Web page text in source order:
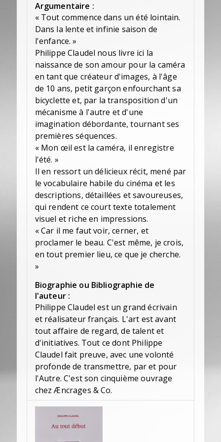
Argumentaire :
« Tout commence dans un été lointain.
Dans la lente et infinie saison de
l'enfance. »
Philippe Claudel nous livre ici la
naissance de son amour pour la caméra
en tant que créateur d'images, à l'âge
de 10 ans, petit garçon enfourchant sa
bicyclette et, par la transposition d'un
mécanisme à l'autre et d'une
imagination débordante, tournant ses
premières séquences.
« Mon œil est la caméra, il enregistre
l'été. »
Il en ressort un délicieux récit, mené par
le vocabulaire habile du cinéma et les
descriptions, détaillées et savoureuses,
qui rendent ce court texte totalement
visuel et riche en impressions.
« Car il me faut voir, cerner, et
proclamer le beau. C'est même, je crois,
en tout premier lieu, ce que je cherche.
»
Biographie ou Bibliographie de
l'auteur :
Philippe Claudel est un grand écrivain
et réalisateur français. L'art est avant
tout affaire de regard, de talent et
d'initiatives. Tout ce dont Philippe
Claudel fait preuve, avec une volonté
profonde de transmettre, par et pour
l'Autre. C'est son cinquième ouvrage
chez Æncrages & Co.